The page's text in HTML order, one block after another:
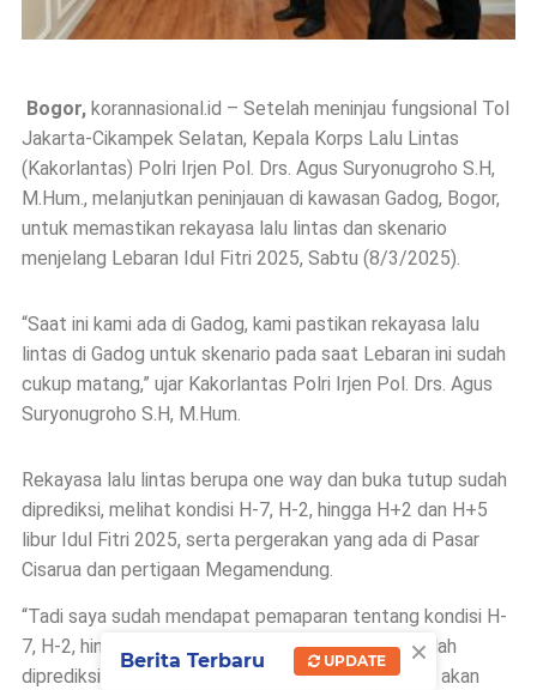
Bogor, korannasional.id – Setelah meninjau fungsional Tol
Jakarta-Cikampek Selatan, Kepala Korps Lalu Lintas
(Kakorlantas) Polri Irjen Pol. Drs. Agus Suryonugroho S.H,
M.Hum., melanjutkan peninjauan di kawasan Gadog, Bogor,
untuk memastikan rekayasa lalu lintas dan skenario
menjelang Lebaran Idul Fitri 2025, Sabtu (8/3/2025).
“Saat ini kami ada di Gadog, kami pastikan rekayasa lalu
lintas di Gadog untuk skenario pada saat Lebaran ini sudah
cukup matang,” ujar Kakorlantas Polri Irjen Pol. Drs. Agus
Suryonugroho S.H, M.Hum.
Rekayasa lalu lintas berupa one way dan buka tutup sudah
diprediksi, melihat kondisi H-7, H-2, hingga H+2 dan H+5
libur Idul Fitri 2025, serta pergerakan yang ada di Pasar
Cisarua dan pertigaan Megamendung.
“Tadi saya sudah mendapat pemaparan tentang kondisi H-
7, H-2, hingga H+2 dan H+5. Kondisi lalu lintas sudah
diprediksi, kapan akan dilakukan buka tutup, kapan akan
×
Berita Terbaru UPDATE